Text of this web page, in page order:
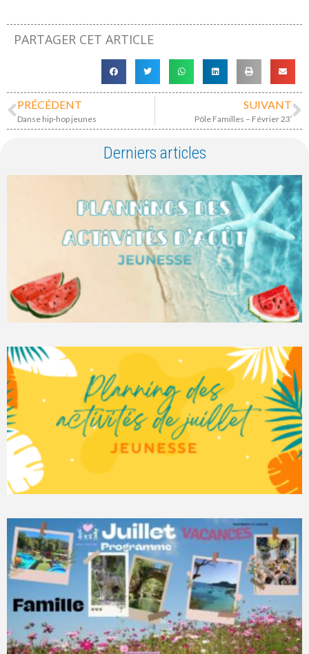
PARTAGER CET ARTICLE
PRÉCÉDENT
Danse hip-hop jeunes
SUIVANT
Pôle Familles – Février 23′
Derniers articles